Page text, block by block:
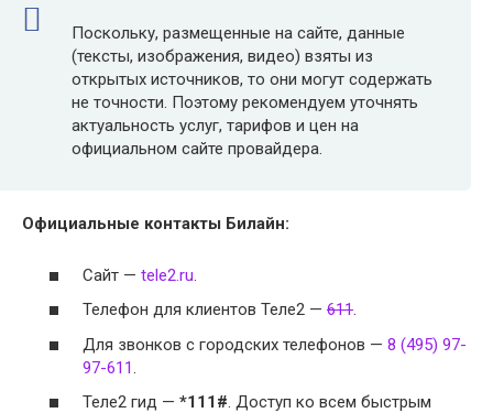
Поскольку, размещенные на сайте, данные
(тексты, изображения, видео) взяты из
открытых источников, то они могут содержать
не точности. Поэтому рекомендуем уточнять
актуальность услуг, тарифов и цен на
официальном сайте провайдера.
Официальные контакты Билайн:
Сайт — tele2.ru
Телефон для клиентов Теле2 — 611.
Для звонков с городских телефонов — 8 (495) 97-
97-611
Теле2 гид — *111#. Доступ ко всем быстрым